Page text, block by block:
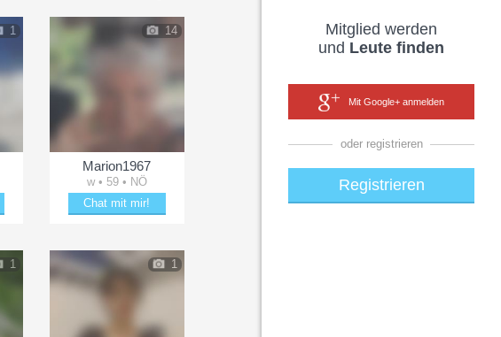
Mitglied werden
und Leute finden
Mit Google+ anmelden
oder registrieren
Registrieren
1 14
Marion1967
w • 59 • NÖ
Chat mit mir!
1 1